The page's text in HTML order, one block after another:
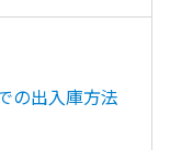
の出入庫方法